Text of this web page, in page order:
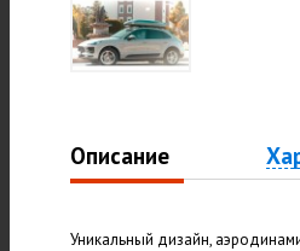
Описание
Уникальный дизайн,